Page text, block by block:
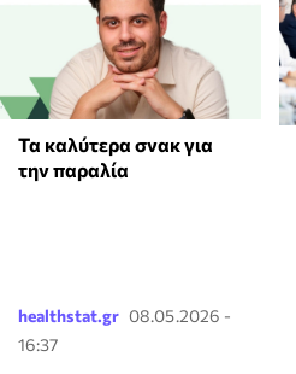
Τα καλύτερα σνακ για
την παραλία
healthstat.gr 08.05.2026 -
16:37